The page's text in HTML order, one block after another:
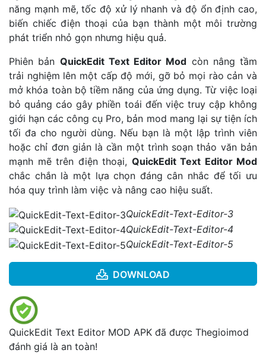
năng mạnh mẽ, tốc độ xử lý nhanh và độ ổn định cao,
biến chiếc điện thoại của bạn thành một môi trường
phát triển nhỏ gọn nhưng hiệu quả.
Phiên bản QuickEdit Text Editor Mod còn nâng tầm
trải nghiệm lên một cấp độ mới, gỡ bỏ mọi rào cản và
mở khóa toàn bộ tiềm năng của ứng dụng. Từ việc loại
bỏ quảng cáo gây phiền toái đến việc truy cập không
giới hạn các công cụ Pro, bản mod mang lại sự tiện ích
tối đa cho người dùng. Nếu bạn là một lập trình viên
hoặc chỉ đơn giản là cần một trình soạn thảo văn bản
mạnh mẽ trên điện thoại, QuickEdit Text Editor Mod
chắc chắn là một lựa chọn đáng cân nhắc để tối ưu
hóa quy trình làm việc và nâng cao hiệu suất.
QuickEdit-Text-Editor-3
QuickEdit-Text-Editor-4
QuickEdit-Text-Editor-5
DOWNLOAD
QuickEdit Text Editor MOD APK đã được Thegioimod
đánh giá là an toàn!